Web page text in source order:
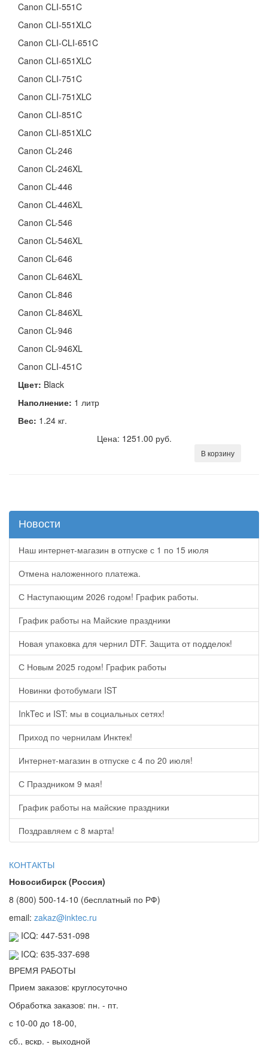
Canon CLI-551C
Canon CLI-551XLC
Canon CLI-CLI-651C
Canon CLI-651XLC
Canon CLI-751C
Canon CLI-751XLC
Canon CLI-851C
Canon CLI-851XLC
Canon CL-246
Canon CL-246XL
Canon CL-446
Canon CL-446XL
Canon CL-546
Canon CL-546XL
Canon CL-646
Canon CL-646XL
Canon CL-846
Canon CL-846XL
Canon CL-946
Canon CL-946XL
Canon CLI-451C
Цвет: Black
Наполнение: 1 литр
Вес: 1.24 кг.
Цена: 1251.00 руб.
В корзину
Новости
Наш интернет-магазин в отпуске с 1 по 15 июля
Отмена наложенного платежа.
С Наступающим 2026 годом! График работы.
График работы на Майские праздники
Новая упаковка для чернил DTF. Защита от подделок!
С Новым 2025 годом! График работы
Новинки фотобумаги IST
InkTec и IST: мы в социальных сетях!
Приход по чернилам Инктек!
Интернет-магазин в отпуске с 4 по 20 июля!
С Праздником 9 мая!
График работы на майские праздники
Поздравляем с 8 марта!
КОНТАКТЫ
Новосибирск (Россия)
8 (800) 500-14-10 (бесплатный по РФ)
email: zakaz@inktec.ru
ICQ: 447-531-098
ICQ: 635-337-698
ВРЕМЯ РАБОТЫ
Прием заказов: круглосуточно
Обработка заказов: пн. - пт.
с 10-00 до 18-00,
сб., вскр. - выходной